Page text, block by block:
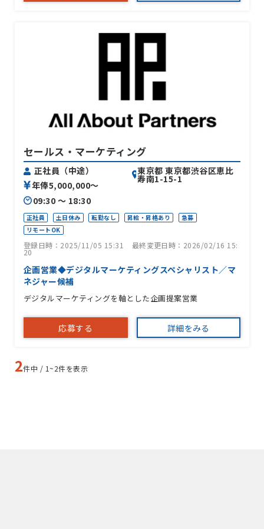
セールス・マーケティング
正社員（中途）
年俸5,000,000〜
09:30 〜 18:30
東京都 東京都渋谷区恵比
寿南1-15-1
正社員 土日休み 転勤なし 昇給・昇格あり
急募
リモートOK
登録日時：2025/11/05 15:31 最終変更日時：2026/02/16 15:
20
企画営業◆デジタルマーケティングスペシャリスト／マ
ネジャー候補
デジタルマーケティングを軸とした企画提案営業
応募する 詳細をみる
2件中 / 1~2件を表示